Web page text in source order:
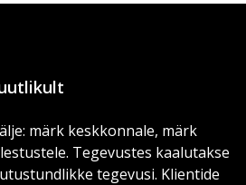
märk keskkonnale, märk
Tegevustes kaalutakse
tegevusi. Klientide